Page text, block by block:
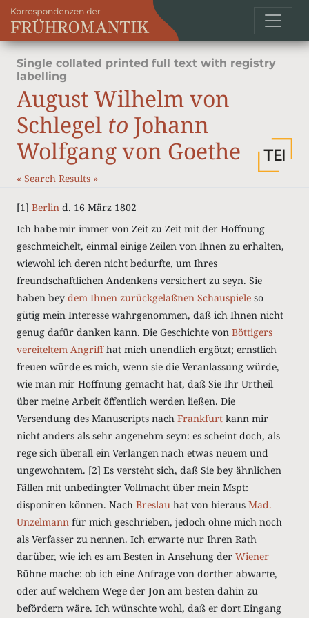
Single collated printed full text with registry
labelling
August Wilhelm von
Schlegel to Johann
Wolfgang von Goethe
« Search Results »
[1] Berlin d. 16 März 1802
Ich habe mir immer von Zeit zu Zeit mit der Hoffnung
geschmeichelt, einmal einige Zeilen von Ihnen zu erhalten,
wiewohl ich deren nicht bedurfte, um Ihres
freundschaftlichen Andenkens versichert zu seyn. Sie
haben bey dem Ihnen zurückgelaßnen Schauspiele so
gütig mein Interesse wahrgenommen, daß ich Ihnen nicht
genug dafür danken kann. Die Geschichte von Böttigers
vereiteltem Angriffhat mich unendlich ergötzt; ernstlich
freuen würde es mich, wenn sie die Veranlassung würde,
wie man mir Hoffnung gemacht hat, daß Sie Ihr Urtheil
über meine Arbeit öffentlich werden ließen. Die
Versendung des Manuscripts nach Frankfurt kann mir
nicht anders als sehr angenehm seyn: es scheint doch, als
rege sich überall ein Verlangen nach etwas neuem und
ungewohntem. [2] Es versteht sich, daß Sie bey ähnlichen
Fällen mit unbedingter Vollmacht über mein Mspt:
disponiren können. Nach Breslau hat von hieraus Mad.
Unzelmann für mich geschrieben, jedoch ohne mich noch
als Verfasser zu nennen. Ich erwarte nur Ihren Rath
darüber, wie ich es am Besten in Ansehung der Wiener
Bühne mache: ob ich eine Anfrage von dorther abwarte,
oder auf welchem Wege der Jon am besten dahin zu
befördern wäre. Ich wünschte wohl, daß er dort Eingang